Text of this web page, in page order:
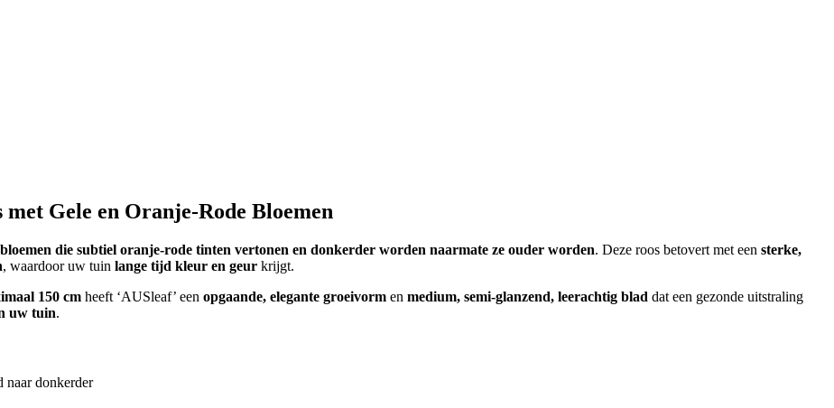
Gele en Oranje-Rode Bloemen
die subtiel oranje-rode tinten vertonen en donkerder worden naarmate ze ouder worden. Deze roos betovert met een sterke,
, waardoor uw tuin lange tijd kleur en geur krijgt.
150 cm heeft ‘AUSleaf’ een opgaande, elegante groeivorm en medium, semi-glanzend, leerachtig blad dat een gezonde uitstraling
uw tuin.
naar donkerder